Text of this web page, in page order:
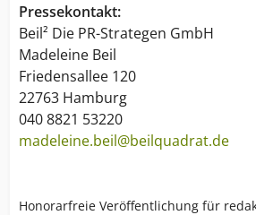
Pressekontakt:
Beil² Die PR-Strategen GmbH
Madeleine Beil
Friedensallee 120
22763 Hamburg
040 8821 53220
madeleine.beil@beilquadrat.de
Honorarfreie Veröffentlichung für